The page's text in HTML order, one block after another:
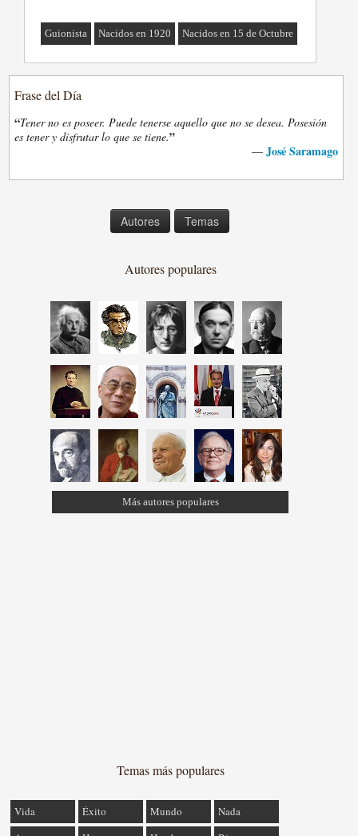
Guionista Nacidos en 1920 Nacidos en 15 de Octubre
Frase del Día
“Tener no es poseer. Puede tenerse aquello que no se desea. Posesión
es tener y disfrutar lo que se tiene.”
— José Saramago
Autores Temas
Autores populares
Más autores populares
Temas más populares
Vida Éxito Mundo
Nada